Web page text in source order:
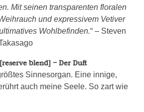
Mit seinen transparenten floralen
und expressivem Vetiver
Wohlbefinden.“ – Steven
[reserve blend] – Der Duft
Sinnesorgan. Eine innige,
auch meine Seele. So zart wie